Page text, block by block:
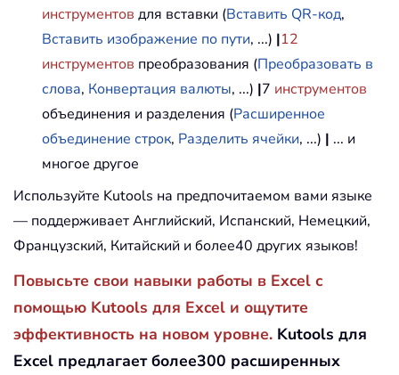
инструментов для вставки (Вставить QR-код,
Вставить изображение по пути, ...) |12
инструментов преобразования (Преобразовать в
слова, Конвертация валюты, ...) |7 инструментов
объединения и разделения (Расширенное
объединение строк, Разделить ячейки, ...) | ... и
многое другое
Используйте Kutools на предпочитаемом вами языке
— поддерживает Английский, Испанский, Немецкий,
Французский, Китайский и более40 других языков!
Повысьте свои навыки работы в Excel с
помощью Kutools для Excel и ощутите
эффективность на новом уровне. Kutools для
Excel предлагает более300 расширенных